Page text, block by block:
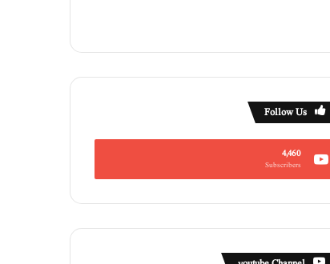
Follow Us
4,460
Subscribers